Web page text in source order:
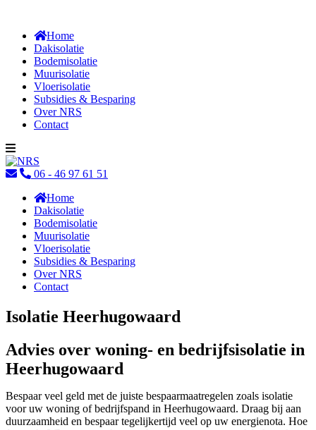
Home
Dakisolatie
Bodemisolatie
Muurisolatie
Vloerisolatie
Subsidies & Besparing
Over NRS
Contact
06 - 46 97 61 51
Home
Dakisolatie
Bodemisolatie
Muurisolatie
Vloerisolatie
Subsidies & Besparing
Over NRS
Contact
Isolatie Heerhugowaard
Advies over woning- en bedrijfsisolatie in
Heerhugowaard
Bespaar veel geld met de juiste bespaarmaatregelen zoals isolatie
voor uw woning of bedrijfspand in Heerhugowaard. Draag bij aan
duurzaamheid en bespaar tegelijkertijd veel op uw energienota. Hoe